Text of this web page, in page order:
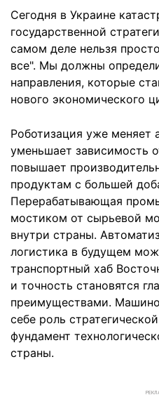
Сегодня в Украине
государственной
самом деле нельзя
все". Мы должны
направления, которые
нового экономического
Роботизация уже меняет
уменьшает зависимость
повышает
продуктам с большей
Перерабатывающая
мостиком от сырьевой
внутри страны.
логистика в будущем
транспортный хаб
и точность становятся
преимуществами.
себе роль
фундамент
страны.